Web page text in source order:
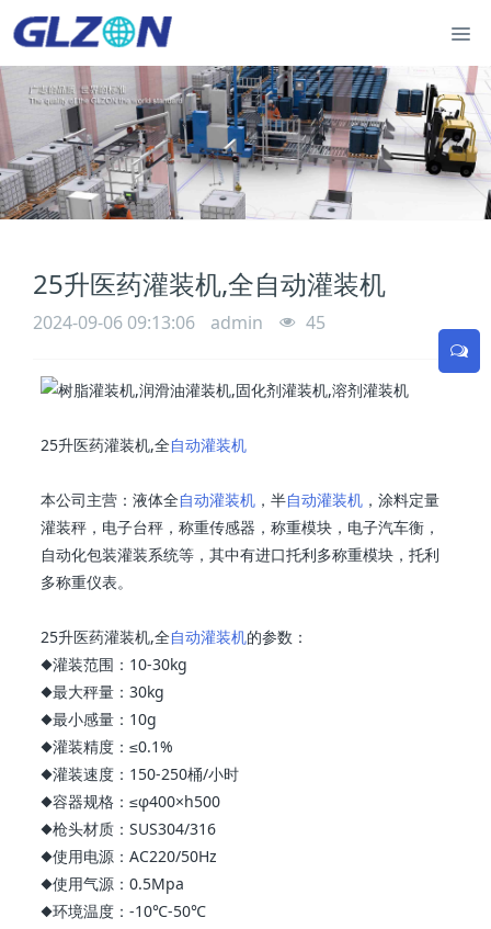
25升医药灌装机,全自动灌装机
2024-09-06 09:13:06 admin 45
25升医药灌装机,全自动灌装机
本公司主营：液体全自动灌装机 ，半自动灌装机 ，涂料定量
灌装秤，电子台秤，称重传感器，称重模块，电子汽车衡，
自动化包装灌装系统等，其中有进口托利多称重模块，托利
多称重仪表。
25升医药灌装机,全自动灌装机的参数：
◆灌装范围：10-30kg
◆最大秤量：30kg
◆最小感量：10g
◆灌装精度：≤0.1%
◆灌装速度：150-250桶/小时
◆容器规格：≤φ400×h500
◆枪头材质：SUS304/316
◆使用电源：AC220/50Hz
◆使用气源：0.5Mpa
◆环境温度：-10℃-50℃